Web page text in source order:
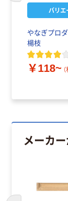
バリエ
やなぎプロ
楊枝
￥118~
メーカ